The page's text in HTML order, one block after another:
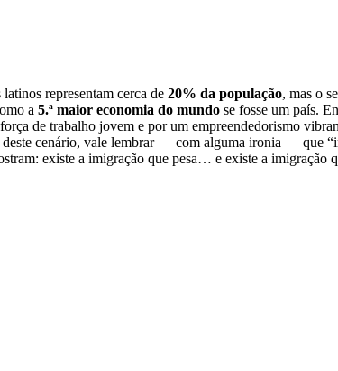
representam cerca de 20% da população, mas o
a 5.ª maior economia do mundo se fosse um país.
de trabalho jovem e por um empreendedorismo
cenário, vale lembrar — com alguma ironia — que
existe a imigração que pesa… e existe a imigração